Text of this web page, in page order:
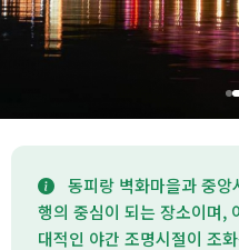
동피랑 벽화마을과 중
행의 중심이 되는 장소이며,
대적인 야간 조명시절이 조